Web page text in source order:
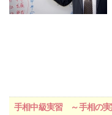
手相中級実習 ～手相の実